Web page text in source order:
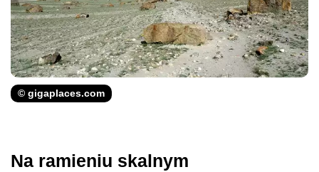
© gigaplaces.com
Na ramieniu skalnym